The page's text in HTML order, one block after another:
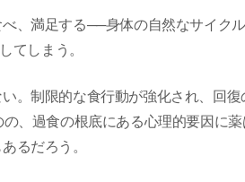
、満足する──身体の自然なサイク
てしまう。
。制限的な食行動が強化され、回復
、過食の根底にある心理的要因に
るだろう。